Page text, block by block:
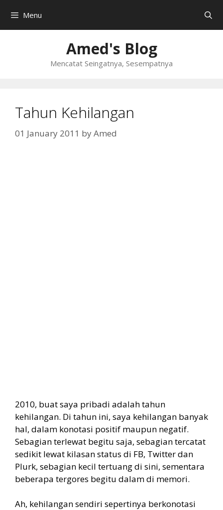
content
Menu
Amed's Blog
Mencatat Seingatnya, Sesempatnya
Tahun Kehilangan
01 January 2011 byAmed
2010, buat saya pribadi adalah tahun
kehilangan. Di tahun ini, saya kehilangan banyak
hal, dalam konotasi positif maupun negatif.
Sebagian terlewat begitu saja, sebagian tercatat
sedikit lewat kilasan status di FB, Twitter dan
Plurk, sebagian kecil tertuang di sini, sementara
beberapa tergores begitu dalam di memori.
Ah, kehilangan sendiri sepertinya berkonotasi